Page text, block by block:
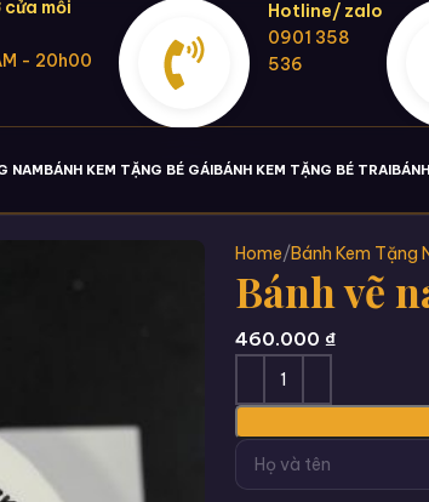
cửa mỗi
- 20h00
Hotline/ zalo
0901 358
536
NAMBÁNH KEM TẶNG BÉ GÁIBÁNH KEM TẶNG BÉ TRAI
Home Bánh Kem Tặng
Bánh vẽ
460.000 ₫